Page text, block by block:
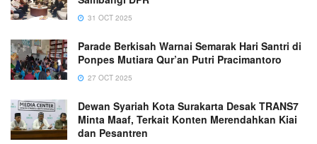
31 OCT 2025
Parade Berkisah Warnai Semarak Hari Santri di
Ponpes Mutiara Qur’an Putri Pracimantoro
27 OCT 2025
Dewan Syariah Kota Surakarta Desak TRANS7
Minta Maaf, Terkait Konten Merendahkan Kiai
dan Pesantren